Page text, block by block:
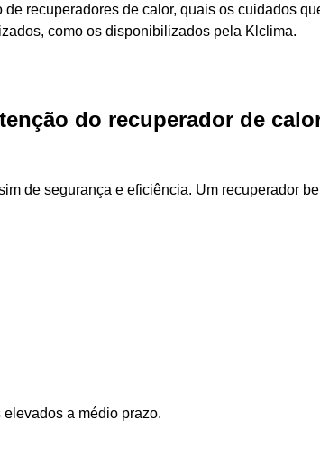
recuperadores de calor, quais os cuidados
como os disponibilizados pela Klclima.
do recuperador de
de segurança e eficiência. Um recuperador
a médio prazo.